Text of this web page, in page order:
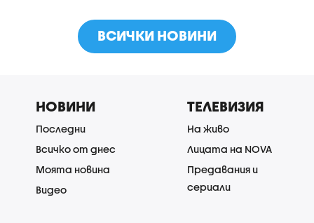
ВСИЧКИ НОВИНИ
НОВИНИ
Последни
Всичко от днес
Моята новина
Видео
ТЕЛЕВИЗИЯ
На живо
Лицата на NOVA
Предавания и
сериали